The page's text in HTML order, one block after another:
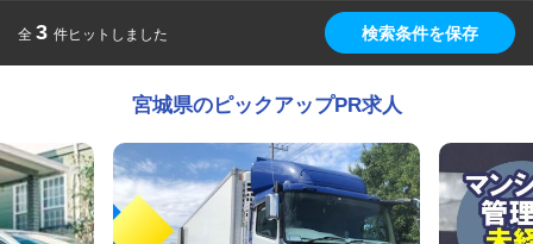
全 3 件ヒットしました 検索条件を保存
宮城県のピックアップPR求人